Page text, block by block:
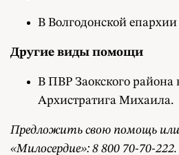
В Волгодонской
Другие виды помощи
В ПВР Заокского района
Архистратига Михаила.
Предложить свою помощь или
«Милосердие»: 8 800 70-70-222.